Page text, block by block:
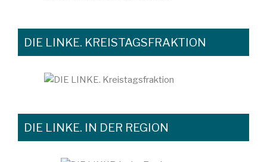
DIE LINKE. KREISTAGSFRAKTION
DIE LINKE. IN DER REGION